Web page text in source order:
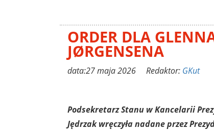
ORDER DLA
JØRGENSENA
data:27 maja 2026 Redaktor: GKut
Podsekretarz Stanu w Kancelarii
Jędrzak wręczyła nadane przez